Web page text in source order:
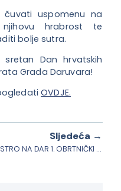
uspomenu na
hrabrost te
bolje sutra.
Dan hrvatskih
Grada Daruvara!
OVDJE.
Sljedeća →
GASTRO NA DAR 1. OBRTNIČKI FESTIVAL